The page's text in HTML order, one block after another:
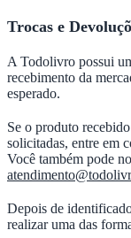
Trocas e
A Todolivro possui
recebimento da
esperado.
Se o produto
solicitadas, entre em
Você também pode
Depois de
realizar uma das